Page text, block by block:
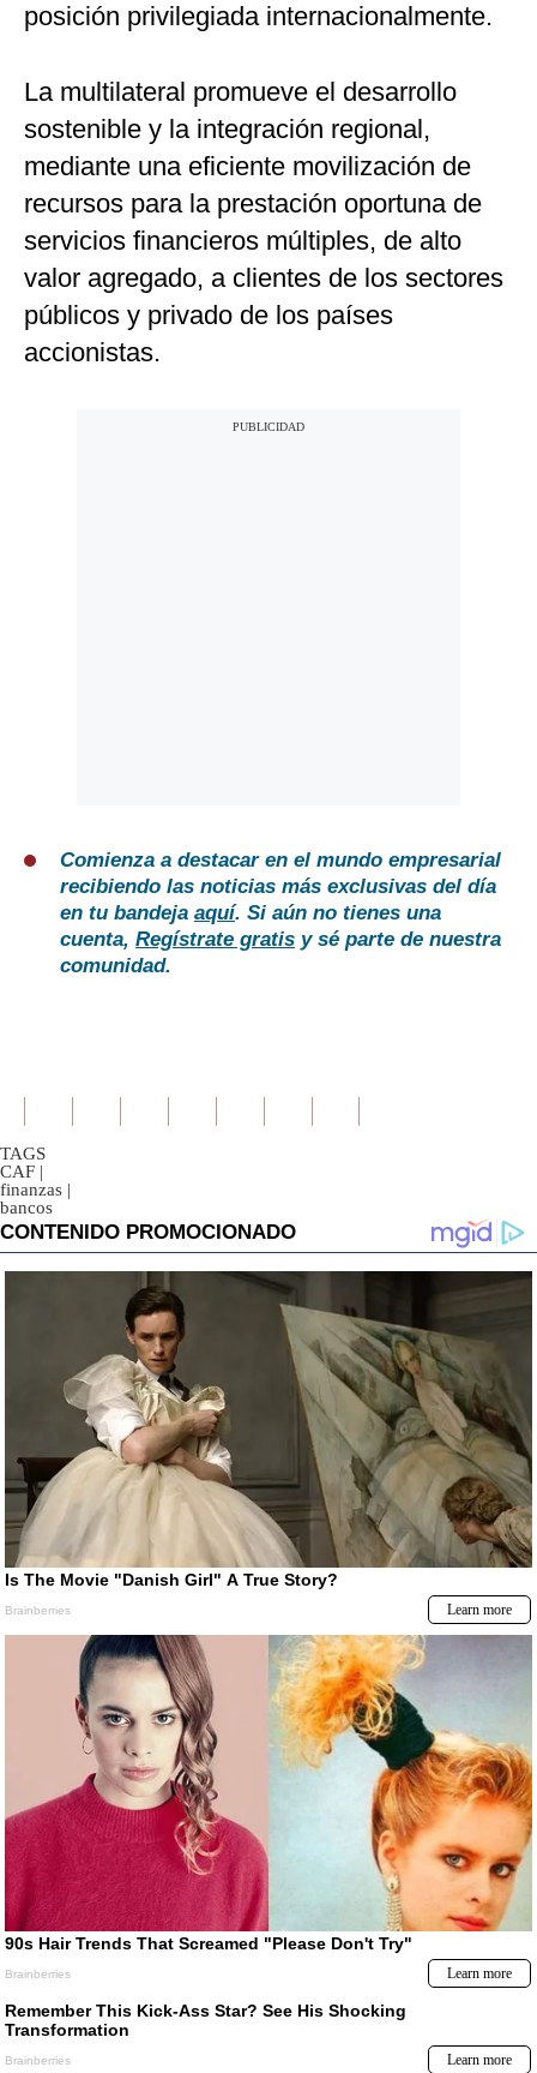
posición privilegiada internacionalmente.
La multilateral promueve el desarrollo
sostenible y la integración regional,
mediante una eficiente movilización de
recursos para la prestación oportuna de
servicios financieros múltiples, de alto
valor agregado, a clientes de los sectores
públicos y privado de los países
accionistas.
Comienza a destacar en el mundo empresarial
recibiendo las noticias más exclusivas del día
en tu bandeja aquí. Si aún no tienes una
cuenta, Regístrate gratis y sé parte de nuestra
comunidad.
TAGS
CAF |
finanzas |
bancos